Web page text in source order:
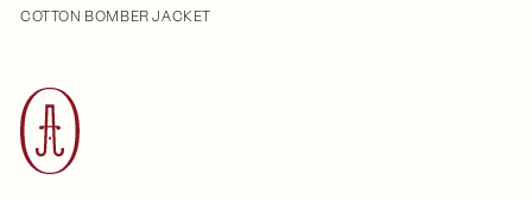
COTTON BOMBER JACKET